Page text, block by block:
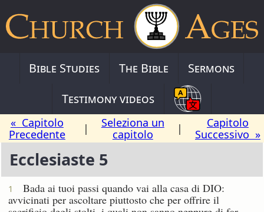
Bible Studies The Bible
Sermons
Testimony videos
« Capitolo
Precedente
|
Seleziona un
capitolo
|
Capitolo
Successivo »
Ecclesiaste 5
1
Bada ai tuoi passi quando vai alla casa di DIO:
avvicinati per ascoltare piuttosto che per offrire il